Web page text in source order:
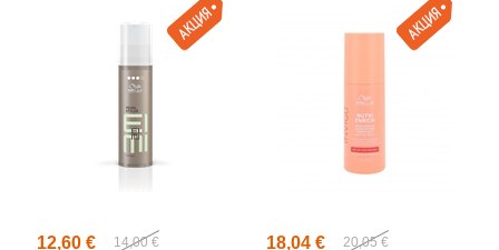
12,60 € 14,00 € 18,04 € 20,05 €